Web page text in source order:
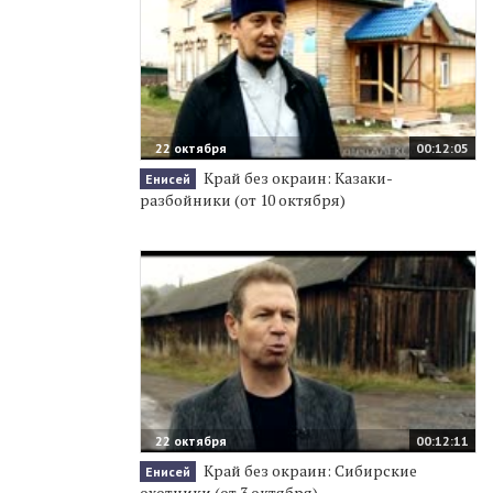
00:12:05
22 октября
Енисей
Край без окраин: Казаки-
разбойники (от 10 октября)
00:12:11
22 октября
Енисей
Край без окраин: Сибирские